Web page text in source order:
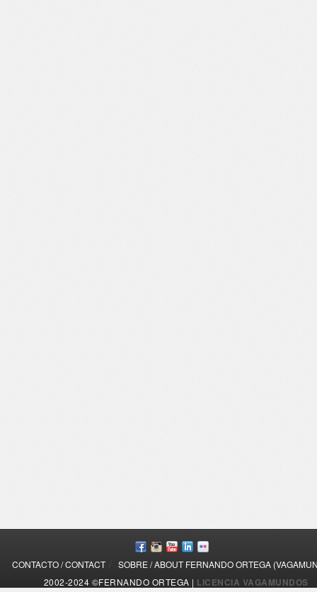
CONTACTO / CONTACT
SOBRE / ABOUT FERNANDO ORTEGA
2002-2024 ©FERNANDO ORTEGA | LICENCIA VAGAMUNDOS